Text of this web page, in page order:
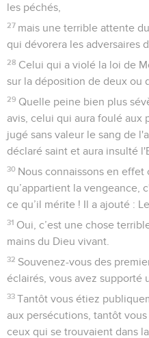
les péchés,
27 mais une terrible attente
qui dévorera les adversaires
28 Celui qui a violé la loi de
sur la déposition de deux ou
29 Quelle peine bien plus
avis, celui qui aura foulé aux
jugé sans valeur le sang de
déclaré saint et aura insulté
30 Nous connaissons en effet
qu’appartient la vengeance,
ce qu’il mérite ! Il a ajouté :
31 Oui, c’est une chose
mains du Dieu vivant.
32 Souvenez-vous des
éclairés, vous avez supporté
33 Tantôt vous étiez
aux persécutions, tantôt
ceux qui se trouvaient dans